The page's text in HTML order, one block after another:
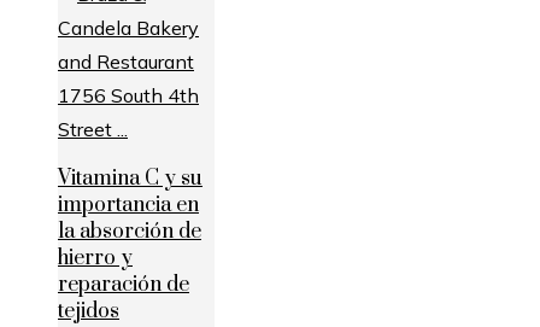
Vitamina C y su
importancia en
la absorción de
hierro y
reparación de
tejidos